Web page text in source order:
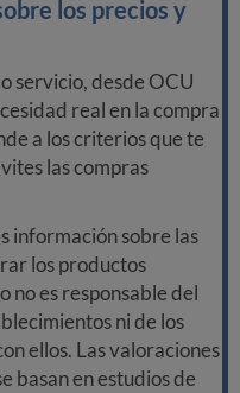
los precios y
servicio, desde OCU
real en la compra
a los criterios que te
las compras
información sobre las
los productos
no es responsable del
ni de los
ellos. Las valoraciones
basan en estudios de